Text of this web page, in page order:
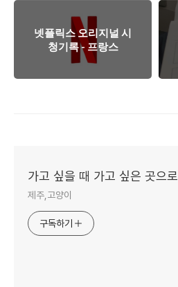
넷플릭스 오리지널 시
청기록 - 프랑스
가고 싶을 때 가고 싶은 곳으로
제주,고양이
구독하기